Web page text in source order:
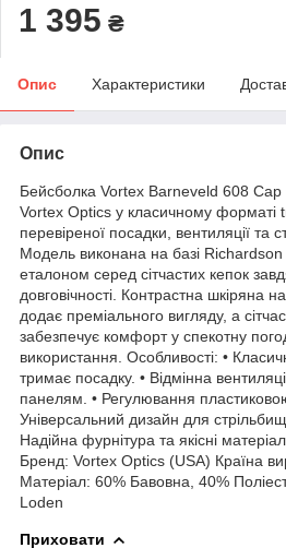
1 395 ₴
Опис Характеристики
Опис
Бейсболка Vortex Barneveld 608
Vortex Optics у класичному
перевіреної посадки, вентиляції та
Модель виконана на базі Richardson
еталоном серед сітчастих кепок
довговічності. Контрастна шкіряна
додає преміального вигляду, а
забезпечує комфорт у спекотну
використання. Особливості: •
тримає посадку. • Відмінна
панелям. • Регулювання
Універсальний дизайн для
Надійна фурнітура та якісні
Бренд: Vortex Optics (USA) Країна
Матеріал: 60% Бавовна, 40%
Loden
Приховати